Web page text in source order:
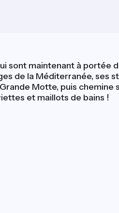
sont maintenant à portée
de la Méditerranée, ses
Motte, puis
et maillots de bains !